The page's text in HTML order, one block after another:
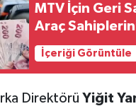
MTV İçin Geri
Araç
İçeriği Görüntüle
Direktörü Yiğit